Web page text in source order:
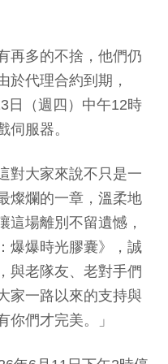
再多的不捨，他們仍
於代理合約到期，
日（週四）中午12時
伺服器。
對大家來說不只是一
燦爛的一章，溫柔地
這場離別不留遺憾，
爆爆時光膠囊》，誠
與老隊友、老對手們
家一路以來的支持與
你們才完美。」